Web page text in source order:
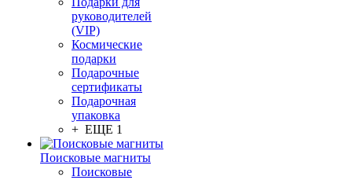
руководителей
(VIP)
Космические
подарки
Подарочные
сертификаты
Подарочная
упаковка
+ ЕЩЕ 1
Поисковые магниты
Поисковые